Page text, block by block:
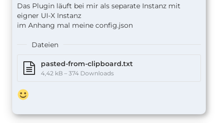
Das Plugin läuft bei mir als separate Instanz mit
eigner UI-X Instanz
im Anhang mal meine config.json
Dateien
pasted-from-clipboard.txt
4,42 kB – 374 Downloads